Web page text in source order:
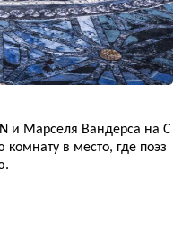
и Марселя Вандерса на C
в место, где поэз